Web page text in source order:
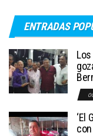
ENTRADAS
‘El